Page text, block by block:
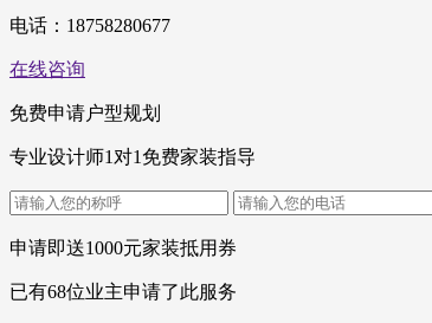
电话： 18758280677
在线咨询
免费申请户型规划
专业设计师1对1免费家装指导
申请即送1000元家装抵用券
已有68位业主申请了此服务